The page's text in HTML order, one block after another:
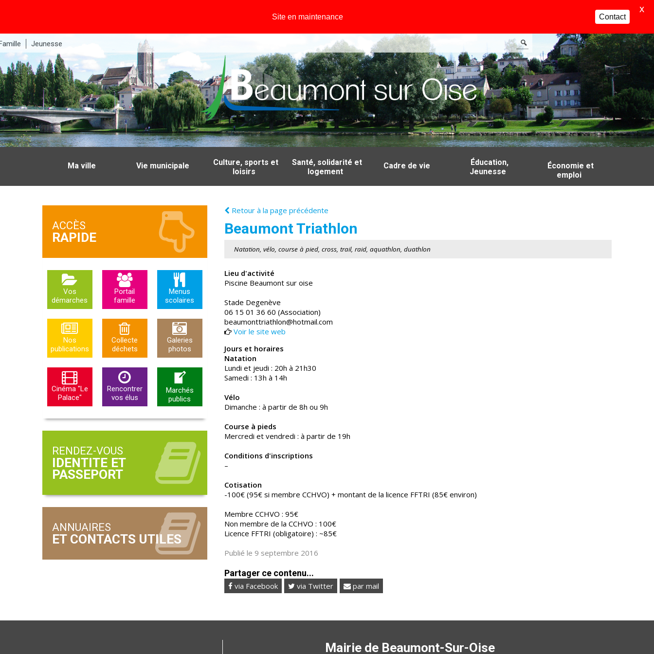
Jeunesse
Ma ville Vie municipale
Culture, sports et
loisirs
Santé, solidarité et
logement
Cadre de vie
Éducation,
Jeunesse
Économie et
emploi
Retour à la page précédente
Beaumont Triathlon
Natation, vélo, course à pied, cross, trail, raid, aquathlon, duathlon
Lieu d'activité
Piscine Beaumont sur oise
Stade Degenève
06 15 01 36 60 (Association)
beaumonttriathlon@hotmail.com
Voir le site web
Jours et horaires
Natation
Lundi et jeudi : 20h à 21h30
Samedi : 13h à 14h
Vélo
Dimanche : à partir de 8h ou 9h
Course à pieds
Mercredi et vendredi : à partir de 19h
Conditions d'inscriptions
–
Cotisation
-100€ (95€ si membre CCHVO) + montant de la licence FFTRI (85€ environ)
Membre CCHVO : 95€
Non membre de la CCHVO : 100€
Licence FFTRI (obligatoire) : ~85€
Publié le 9 septembre 2016
Partager ce contenu...
via Facebook via Twitter par mail
ACCÈS
Vos
démarches
Portail
famille
Menus
scolaires
Nos
publications
Collecte
déchets
Galeries
photos
Cinéma "Le
Palace"
Rencontrer
vos élus
Marchés
publics
RENDEZ-VOUS
ANNUAIRES
Mairie de Beaumont-Sur-Oise
Site en maintenance Contact
X